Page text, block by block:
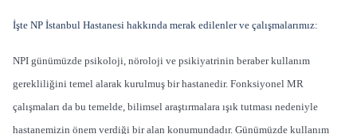
İşte NP İstanbul Hastanesi hakkında merak edilenler ve çalışmalarımız:
NPI günümüzde psikoloji, nöroloji ve psikiyatrinin beraber kullanım
gerekliliğini temel alarak kurulmuş bir hastanedir. Fonksiyonel MR
çalışmaları da bu temelde, bilimsel araştırmalara ışık tutması nedeniyle
hastanemizin önem verdiği bir alan konumundadır. Günümüzde kullanım